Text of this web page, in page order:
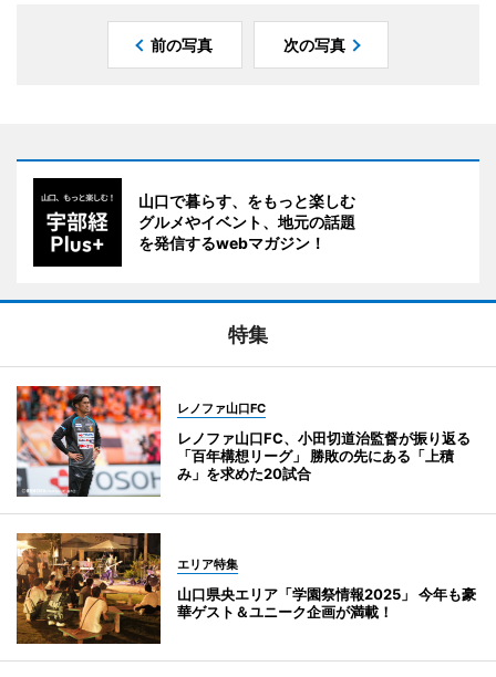
前の写真 次の写真
山口で暮らす、をもっと楽しむ
グルメやイベント、地元の話題
を発信するwebマガジン！
特集
レノファ山口FC
レノファ山口FC、小田切道治監督が振り返る
「百年構想リーグ」 勝敗の先にある「上積
み」を求めた20試合
エリア特集
山口県央エリア「学園祭情報2025」 今年も豪
華ゲスト＆ユニーク企画が満載！